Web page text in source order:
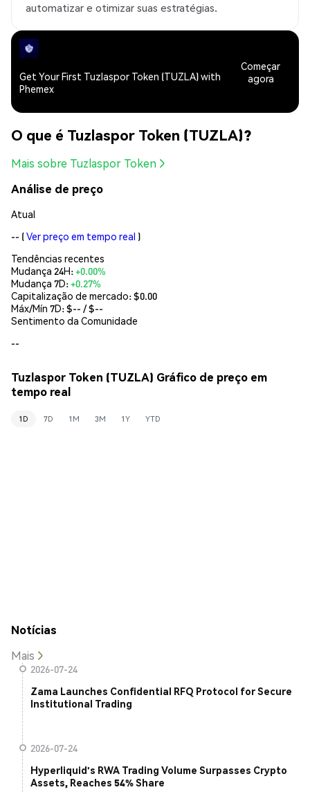
automatizar e otimizar suas estratégias.
Get Your First Tuzlaspor Token (TUZLA) with
Phemex
Começar
agora
O que é Tuzlaspor Token (TUZLA)?
Mais sobre Tuzlaspor Token
Análise de preço
Atual
-- (Ver preço em tempo real )
Tendências recentes
Mudança 24H:+0.00%
Mudança 7D:+0.27%
Capitalização de mercado:$0.00
Máx/Mín 7D: $-- / $--
Sentimento da Comunidade
--
Tuzlaspor Token (TUZLA) Gráfico de preço em
tempo real
1D 7D 1M 3M 1Y YTD
Notícias
Mais
2026-07-24
Zama Launches Confidential RFQ Protocol for Secure
Institutional Trading
2026-07-24
Hyperliquid's RWA Trading Volume Surpasses Crypto
Assets, Reaches 54% Share